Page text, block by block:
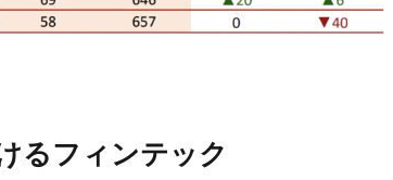
るフィンテック